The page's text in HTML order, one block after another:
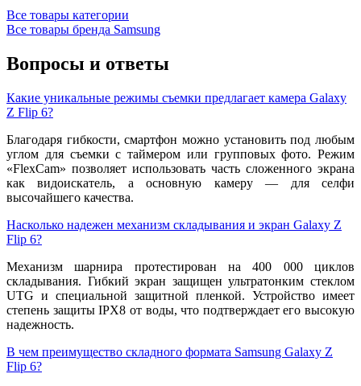
Все товары категории
Все товары бренда Samsung
Вопросы и ответы
Какие уникальные режимы съемки предлагает камера Galaxy
Z Flip 6?
Благодаря гибкости, смартфон можно установить под любым
углом для съемки с таймером или групповых фото. Режим
«FlexCam» позволяет использовать часть сложенного экрана
как видоискатель, а основную камеру — для селфи
высочайшего качества.
Насколько надежен механизм складывания и экран Galaxy Z
Flip 6?
Механизм шарнира протестирован на 400 000 циклов
складывания. Гибкий экран защищен ультратонким стеклом
UTG и специальной защитной пленкой. Устройство имеет
степень защиты IPX8 от воды, что подтверждает его высокую
надежность.
В чем преимущество складного формата Samsung Galaxy Z
Flip 6?